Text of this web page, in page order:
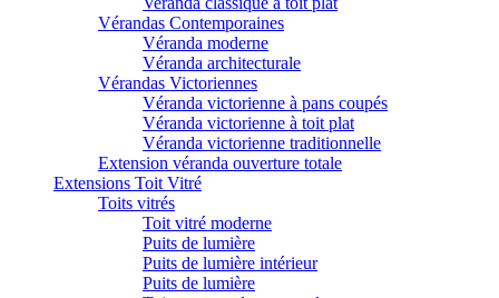
Vérandas Contemporaines
Véranda moderne
Véranda architecturale
Vérandas Victoriennes
Véranda victorienne à pans coupés
Véranda victorienne à toit plat
Véranda victorienne traditionnelle
Extension véranda ouverture totale
Extensions Toit Vitré
Toits vitrés
Toit vitré moderne
Puits de lumière
Puits de lumière intérieur
Puits de lumière